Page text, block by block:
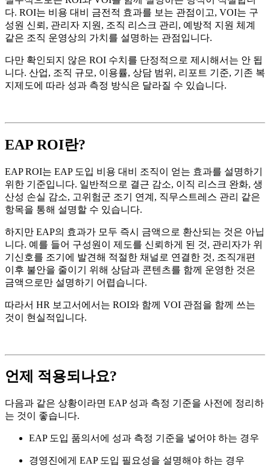
다. ROI는 비용 대비 금전적 효과를 보는 관점이고, VOI는 구
성원 신뢰, 관리자 지원, 조직 리스크 관리, 예방적 지원 체계
같은 조직 운영상의 가치를 설명하는 관점입니다.
다만 확인되지 않은 ROI 수치를 단정적으로 제시해서는 안 됩
니다. 산업, 조직 규모, 이용률, 상담 범위, 리포트 기준, 기존 복
지제도에 따라 성과 측정 방식은 달라질 수 있습니다.
EAP ROI란?
EAP ROI는 EAP 도입 비용 대비 조직이 얻는 효과를 설명하기
위한 기준입니다. 일반적으로 결근 감소, 이직 리스크 완화, 생
산성 손실 감소, 고위험군 조기 연계, 직무스트레스 관리 같은
항목을 통해 설명할 수 있습니다.
하지만 EAP의 효과가 모두 즉시 금액으로 환산되는 것은 아닙
니다. 예를 들어 구성원이 제도를 신뢰하게 된 것, 관리자가 위
기신호를 조기에 발견해 적절한 채널로 연결한 것, 조직개편
이후 불안을 줄이기 위해 상담과 콘텐츠를 함께 운영한 것은
금액으로만 설명하기 어렵습니다.
따라서 HR 보고서에서는 ROI와 함께 VOI 관점을 함께 쓰는
것이 현실적입니다.
언제 적용되나요?
다음과 같은 상황이라면 EAP 성과 측정 기준을 사전에 정리하
는 것이 좋습니다.
EAP 도입 품의서에 성과 측정 기준을 넣어야 하는 경우
경영진에게 EAP 도입 필요성을 설명해야 하는 경우